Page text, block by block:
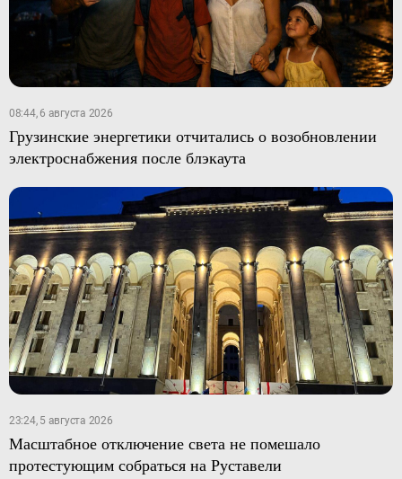
08:44, 6 августа 2026
Грузинские энергетики отчитались о возобновлении
электроснабжения после блэкаута
23:24, 5 августа 2026
Масштабное отключение света не помешало
протестующим собраться на Руставели